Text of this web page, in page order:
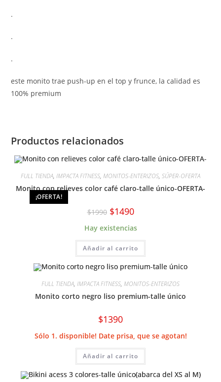
.
.
.
este monito trae push-up en el top y frunce, la calidad es
100% premium
Productos relacionados
¡OFERTA!
FULL TIENDA, IMPACTA FITNESS, MONITOS-ENTERIZOS, SÚPER-OFERTA
Monito con relieves color café claro-talle único-OFERTA-
$1990 El
precio
original
era:
$1490El
precio
es:
Hay existencias
Añadir al carrito
FULL TIENDA, IMPACTA FITNESS, MONITOS-ENTERIZOS
Monito corto negro liso premium-talle único
$1390
Sólo 1. disponible! Date prisa, que se agotan!
Añadir al carrito